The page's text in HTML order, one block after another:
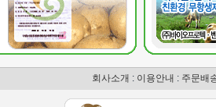
회사소개 : 이용안내 : 주문배